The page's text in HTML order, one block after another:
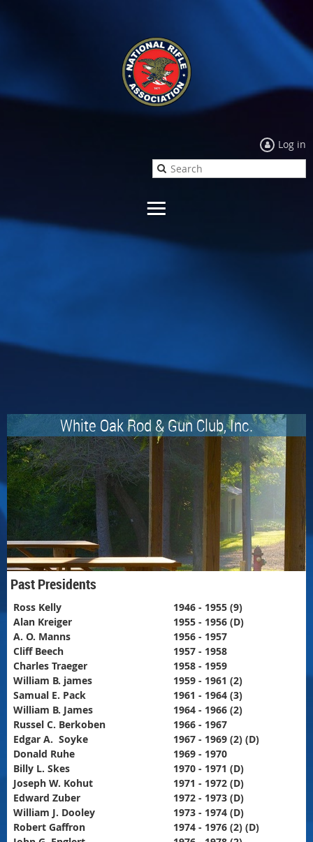
Log in
White Oak Rod & Gun Club, Inc.
Past Presidents
Ross Kelly
1946 - 1955 (9)
Alan Kreiger
1955 - 1956 (D)
A. O. Manns
1956 - 1957
Cliff Beech
1957 - 1958
Charles Traeger
1958 - 1959
William B. james
1959 - 1961 (2)
Samual E. Pack
1961 - 1964 (3)
William B. James
1964 - 1966 (2)
Russel C. Berkoben
1966 - 1967
Edgar A. Soyke
1967 - 1969 (2) (D)
Donald Ruhe
1969 - 1970
Billy L. Skes
1970 - 1971 (D)
Joseph W. Kohut
1971 - 1972 (D)
Edward Zuber
1972 - 1973 (D)
William J. Dooley
1973 - 1974 (D)
Robert Gaffron
1974 - 1976 (2) (D)